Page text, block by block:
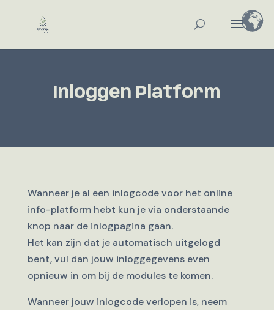
Inloggen Platform
Wanneer je al een inlogcode voor het online
info-platform hebt kun je via onderstaande
knop naar de inlogpagina gaan.
Het kan zijn dat je automatisch uitgelogd
bent, vul dan jouw inloggegevens even
opnieuw in om bij de modules te komen.
Wanneer jouw inlogcode verlopen is, neem